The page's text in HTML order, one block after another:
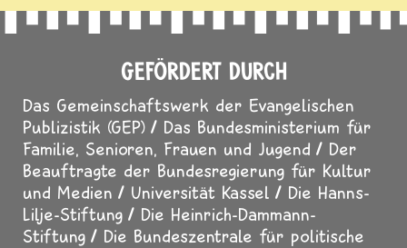
GEFÖRDERT DURCH
Das Gemeinschaftswerk der Evangelischen
Publizistik (GEP)
Das Bundesministerium für
Familie, Senioren, Frauen und Jugend
Der
Beauftragte der Bundesregierung für Kultur
und Medien
Universität Kassel
Die Hanns-
Lilje-Stiftung
Die Heinrich-Dammann-
Stiftung
Die Bundeszentrale für politische